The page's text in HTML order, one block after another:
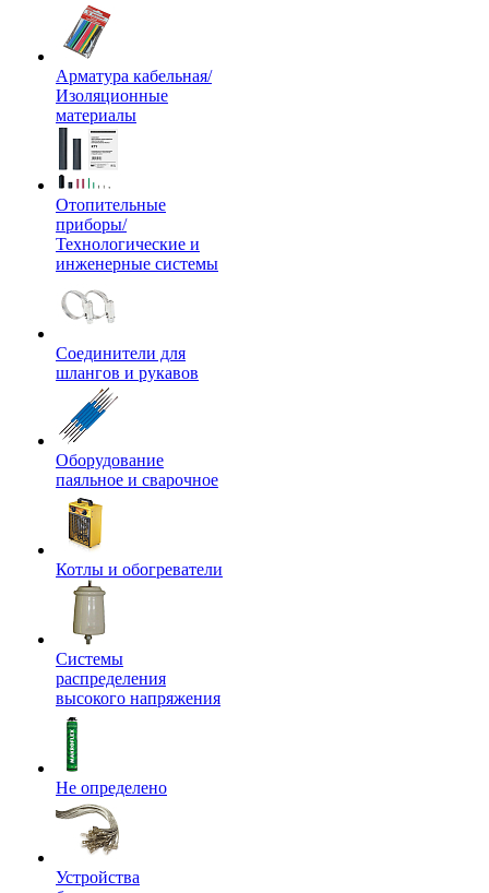
Арматура кабельная/
Изоляционные
материалы
Отопительные
приборы/
Технологические и
инженерные системы
Соединители для
шлангов и рукавов
Оборудование
паяльное и сварочное
Котлы и обогреватели
Системы
распределения
высокого напряжения
Не определено
Устройства